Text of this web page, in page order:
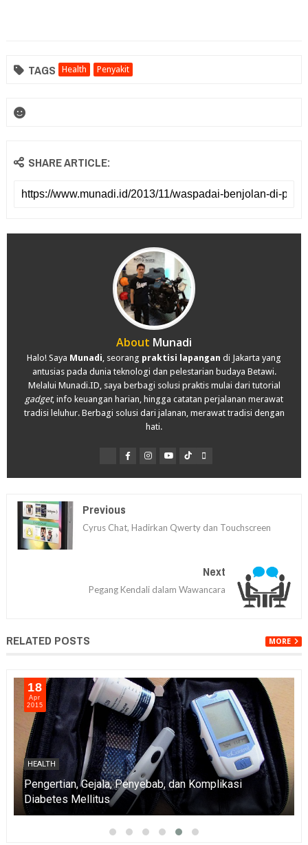
TAGS Health Penyakit
SHARE ARTICLE:
About Munadi
Halo! Saya Munadi, seorang praktisi lapangan di Jakarta yang
antusias pada dunia teknologi dan pelestarian budaya Betawi.
Melalui Munadi.ID, saya berbagi solusi praktis mulai dari tutorial
gadget, info keuangan harian, hingga catatan perjalanan merawat
tradisi leluhur. Berbagi solusi dari jalanan, merawat tradisi dengan
hati.
Previous
Cyrus Chat, Hadirkan Qwerty dan Touchscreen
Next
Pegang Kendali dalam Wawancara
RELATED POSTS MORE
18
Apr
2015
HEALTH
Pengertian, Gejala, Penyebab, dan Komplikasi
Diabetes Mellitus